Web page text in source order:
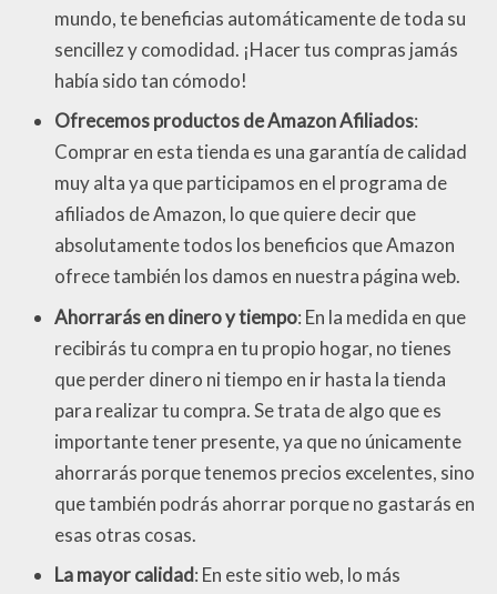
mundo, te beneficias automáticamente de toda su
sencillez y comodidad. ¡Hacer tus compras jamás
había sido tan cómodo!
Ofrecemos productos de Amazon Afiliados:
Comprar en esta tienda es una garantía de calidad
muy alta ya que participamos en el programa de
afiliados de Amazon, lo que quiere decir que
absolutamente todos los beneficios que Amazon
ofrece también los damos en nuestra página web.
Ahorrarás en dinero y tiempo: En la medida en que
recibirás tu compra en tu propio hogar, no tienes
que perder dinero ni tiempo en ir hasta la tienda
para realizar tu compra. Se trata de algo que es
importante tener presente, ya que no únicamente
ahorrarás porque tenemos precios excelentes, sino
que también podrás ahorrar porque no gastarás en
esas otras cosas.
La mayor calidad: En este sitio web, lo más